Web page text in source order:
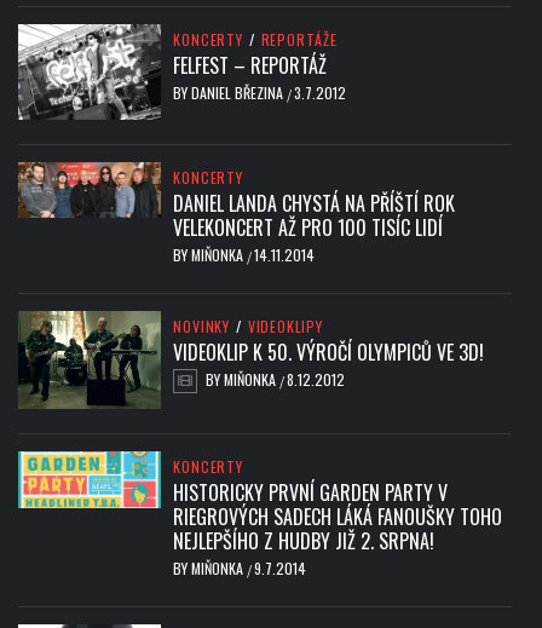
KONCERTY / REPORTÁŽE
FELFEST – REPORTÁŽ
BYDANIEL BŘEZINA /3.7.2012
KONCERTY
DANIEL LANDA CHYSTÁ NA PŘÍŠTÍ ROK
VELEKONCERT AŽ PRO 100 TISÍC LIDÍ
BYMIŇONKA /14.11.2014
NOVINKY / VIDEOKLIPY
VIDEOKLIP K 50. VÝROČÍ OLYMPICŮ VE 3D!
BYMIŇONKA /8.12.2012
KONCERTY
HISTORICKY PRVNÍ GARDEN PARTY V
RIEGROVÝCH SADECH LÁKÁ FANOUŠKY TOHO
NEJLEPŠÍHO Z HUDBY JIŽ 2. SRPNA!
BYMIŇONKA /9.7.2014